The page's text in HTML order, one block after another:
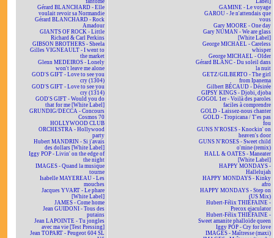
fantôme
Gérard BLANCHARD - Elle
voulait revoir sa Normandie
Gérard BLANCHARD - Rock
Amadour
GIANTS OF ROCK - Little
Richard & Carl Perkins
GIBSON BROTHERS - Sheela
Gilles VIGNEAULT - I went to
the market
Glenn MEDEIROS - Lonely
won't leave me alone
GOD'S GIFT - Love to see you
cry (1304)
GOD'S GIFT - Love to see you
cry (1314)
GOD'S GIFT - Would you do
that for me [White Label]
GRUNDIG/DECCA - Concours
Cosmos 70
HOLLYWOOD CLUB
ORCHESTRA - Hollywood
party
Hubert MANDRIN - Si j'avais
des dollars [White Label]
Iggy POP - Livin' on the edge of
the night
IMAGES - Quand la musique
tourne
Isabelle MAYEREAU - Les
mouches
Jacques YVART - Le phare
[White Label]
JAMES - Come home
Jean GUIDONI - Tous des
putains
Jean LAPOINTE - Tu jongles
avec ma vie [Test Pressing]
Jean TOPART - Peugeot 604 SL
Label]
GAMINE - Le voyage
GAROU - Je n'attendais que
vous
Gary MOORE - One day
Gary NUMAN - We are glass
[White Label]
George MICHAEL - Careless
whisper
George MICHAEL - Older
Gérard BLANC - Du soleil dans
la nuit
GETZ/GILBERTO - The girl
from Ipanema
Gilbert BÉCAUD - Désirée
GIPSY KINGS - Djobi, djoba
GOGOL 1er - Voilà des paroles
faciles à comprendre
GOLD - Laissez-nous chanter
GOLD - Tropicana / T'es pas
fou
GUNS N'ROSES - Knockin' on
heaven's door
GUNS N'ROSES - Sweet child
o'mine (remix)
HALL & OATES - Maneater
[White Label]
HAPPY MONDAYS -
Hallelujah
HAPPY MONDAYS - Kinky
afro
HAPPY MONDAYS - Step on
(US Mix)
Hubert-Félix THIÉFAINE -
Precox ejaculator
Hubert-Félix THIÉFAINE -
Sweet amanite phalloïde queen
Iggy POP - Cry for love
IMAGES - Maîtresse (maxi)